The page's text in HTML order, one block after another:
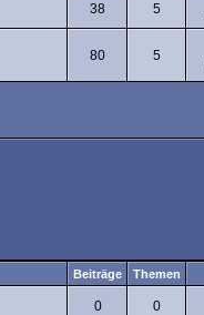
38 5
80 5
Beiträge Themen
0 0